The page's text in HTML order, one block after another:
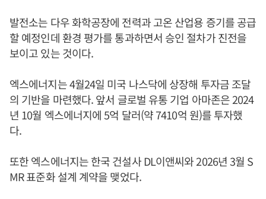
발전소는 다우 화학공장에 전력과 고온 산업용 증기를 공급
할 예정인데 환경 평가를 통과하면서 승인 절차가 진전을
보이고 있는 것이다.
엑스에너지는 4월24일 미국 나스닥에 상장해 투자금 조달
의 기반을 마련했다. 앞서 글로벌 유통 기업 아마존은 2024
년 10월 엑스에너지에 5억 달러(약 7410억 원)를 투자했
다.
또한 엑스에너지는 한국 건설사 DL이앤씨와 2026년 3월 S
MR 표준화 설계 계약을 맺었다.